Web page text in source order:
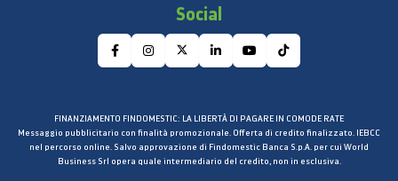
Social
FINANZIAMENTO FINDOMESTIC: LA LIBERTÀ DI PAGARE IN COMODE RATE
Messaggio pubblicitario con finalità promozionale. Offerta di credito finalizzato. IEBCC
nel percorso online. Salvo approvazione di Findomestic Banca S.p.A. per cui World
Business Srl opera quale intermediario del credito, non in esclusiva.